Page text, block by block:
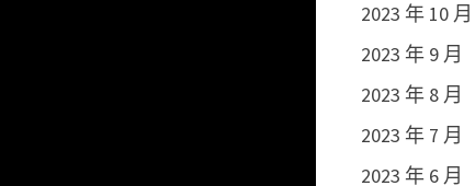
2023 年 10 月
2023 年 9 月
2023 年 8 月
2023 年 7 月
2023 年 6 月